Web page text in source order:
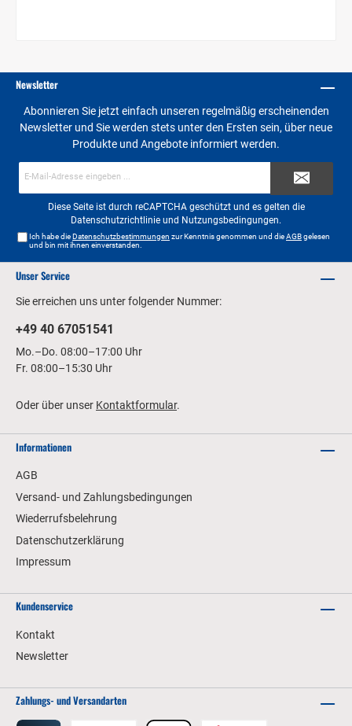
Newsletter
Abonnieren Sie jetzt einfach unseren regelmäßig erscheinenden
Newsletter und Sie werden stets unter den Ersten sein, über neue
Produkte und Angebote informiert werden.
Diese Seite ist durch reCAPTCHA geschützt und es gelten die
Datenschutzrichtlinie und Nutzungsbedingungen.
Ich habe dieDatenschutzbestimmungen zur Kenntnis genommen und dieAGBgelesen
und bin mit ihnen einverstanden.
Unser Service
Sie erreichen uns unter folgender Nummer:
+49 40 67051541
Mo.–Do. 08:00–17:00 Uhr
Fr. 08:00–15:30 Uhr
Oder über unser Kontaktformular.
Informationen
AGB
Versand- und Zahlungsbedingungen
Wiederrufsbelehrung
Datenschutzerklärung
Impressum
Kundenservice
Kontakt
Newsletter
Zahlungs- und Versandarten